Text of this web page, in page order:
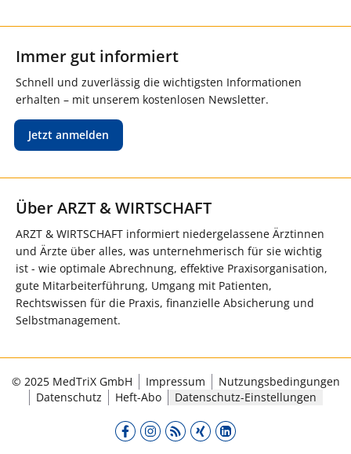
Immer gut informiert
Schnell und zuverlässig die wichtigsten Informationen
erhalten – mit unserem kostenlosen Newsletter.
Jetzt anmelden
Über ARZT & WIRTSCHAFT
ARZT & WIRTSCHAFT informiert niedergelassene Ärztinnen
und Ärzte über alles, was unternehmerisch für sie wichtig
ist - wie optimale Abrechnung, effektive Praxisorganisation,
gute Mitarbeiterführung, Umgang mit Patienten,
Rechtswissen für die Praxis, finanzielle Absicherung und
Selbstmanagement.
© 2025 MedTriX GmbH Impressum
Nutzungsbedingungen
Datenschutz
Heft-Abo Datenschutz-Einstellungen